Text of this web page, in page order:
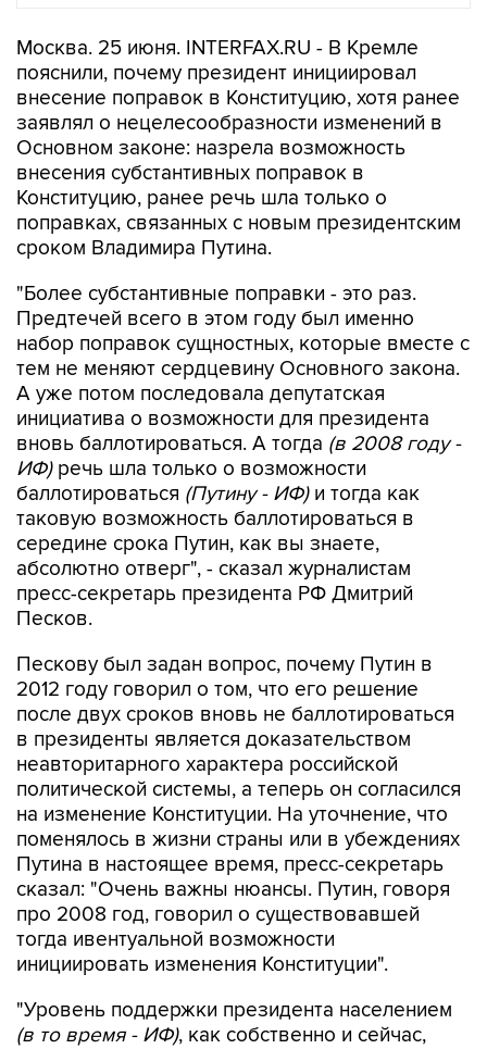
Москва. 25 июня. INTERFAX.RU - В Кремле
пояснили, почему президент инициировал
внесение поправок в Конституцию, хотя ранее
заявлял о нецелесообразности изменений в
Основном законе: назрела возможность
внесения субстантивных поправок в
Конституцию, ранее речь шла только о
поправках, связанных с новым президентским
сроком Владимира Путина.
"Более субстантивные поправки - это раз.
Предтечей всего в этом году был именно
набор поправок сущностных, которые вместе с
тем не меняют сердцевину Основного закона.
А уже потом последовала депутатская
инициатива о возможности для президента
вновь баллотироваться. А тогда (в 2008 году -
ИФ)речь шла только о возможности
баллотироваться (Путину - ИФ)и тогда как
таковую возможность баллотироваться в
середине срока Путин, как вы знаете,
абсолютно отверг", - сказал журналистам
пресс-секретарь президента РФ Дмитрий
Песков.
Пескову был задан вопрос, почему Путин в
2012 году говорил о том, что его решение
после двух сроков вновь не баллотироваться
в президенты является доказательством
неавторитарного характера российской
политической системы, а теперь он согласился
на изменение Конституции. На уточнение, что
поменялось в жизни страны или в убеждениях
Путина в настоящее время, пресс-секретарь
сказал: "Очень важны нюансы. Путин, говоря
про 2008 год, говорил о существовавшей
тогда ивентуальной возможности
инициировать изменения Конституции".
"Уровень поддержки президента населением
(в то время - ИФ), как собственно и сейчас,